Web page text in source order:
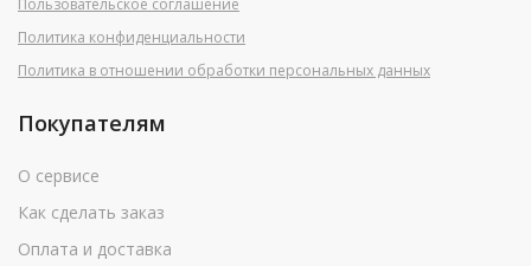
Пользовательское соглашение
Политика конфиденциальности
Политика в отношении обработки персональных данных
Покупателям
О сервисе
Как сделать заказ
Оплата и доставка